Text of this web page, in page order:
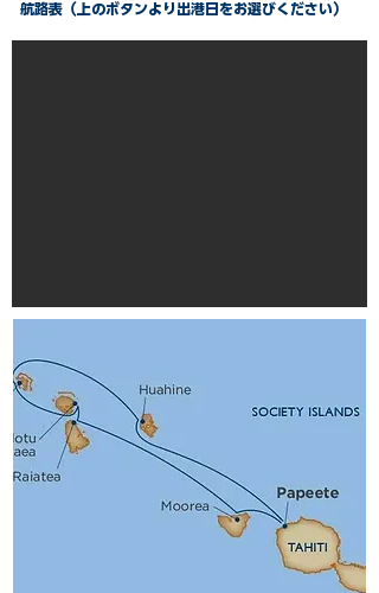
航路表（上のボタンより出港日をお選びください）